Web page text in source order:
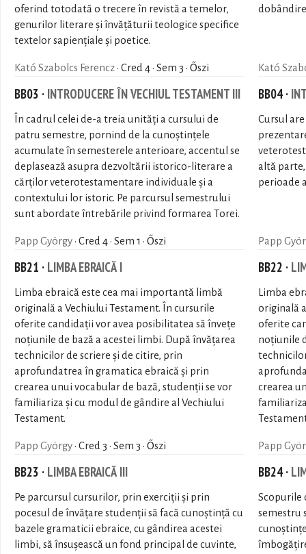
oferind totodată o trecere în revistă a temelor,
genurilor literare și învățăturii teologice specifice
textelor sapienţiale și poetice.
Kató Szabolcs Ferencz· Cred 4 · Sem 3 · Őszi
BB03 · INTRODUCERE ÎN VECHIUL TESTAMENT III
În cadrul celei de-a treia unități a cursului de
patru semestre, pornind de la cunoștințele
acumulate în semesterele anterioare, accentul se
deplasează asupra dezvoltării istorico-literare a
cărților veterotestamentare individuale și a
contextului lor istoric. Pe parcursul semestrului
sunt abordate întrebările privind formarea Torei.
Kató
BB04 ·
Cursul
altă
perioade
Papp György· Cred 4 · Sem 1 · Őszi
BB21 · LIMBA EBRAICĂ I
Limba ebraică este cea mai importantă limbă
originală a Vechiului Testament. În cursurile
oferite candidaţii vor avea posibilitatea să înveţe
noţiunile de bază a acestei limbi. După învăţarea
technicilor de scriere şi de citire, prin
aprofundatrea în gramatica ebraică şi prin
crearea unui vocabular de bază, studenţii se vor
familiariza şi cu modul de gândire al Vechiului
Testament.
Papp
BB22 ·
Limba
originală
oferite
noţiunile
crearea
Papp György· Cred 3 · Sem 3 · Őszi
BB23 · LIMBA EBRAICĂ III
Pe parcursul cursurilor, prin exerciții și prin
pocesul de învățare studenții să facă cunoștință cu
bazele gramaticii ebraice, cu gândirea acestei
limbi, să însușească un fond principal de cuvinte,
Papp
BB24 ·
Scopurile
semestru